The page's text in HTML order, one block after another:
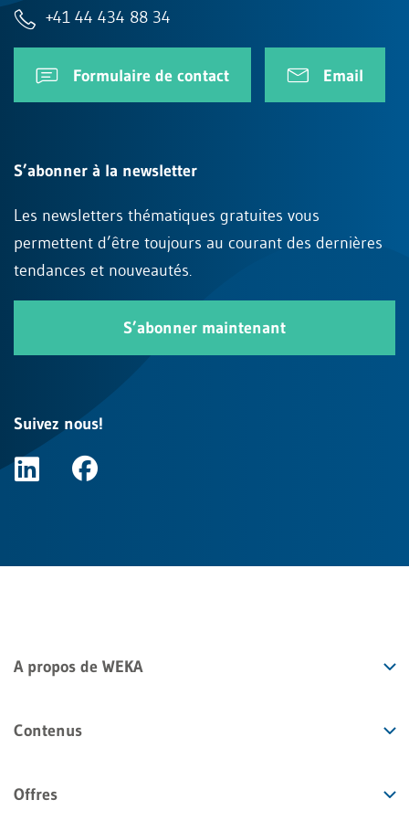
+41 44 434 88 34
Formulaire de contact Email
S’abonner à la newsletter
Les newsletters thématiques gratuites vous
permettent d’être toujours au courant des dernières
tendances et nouveautés.
S’abonner maintenant
Suivez nous!
A propos de WEKA
Contenus
Offres